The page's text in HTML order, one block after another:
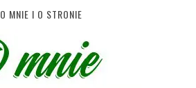
O MNIE I O STRONIE